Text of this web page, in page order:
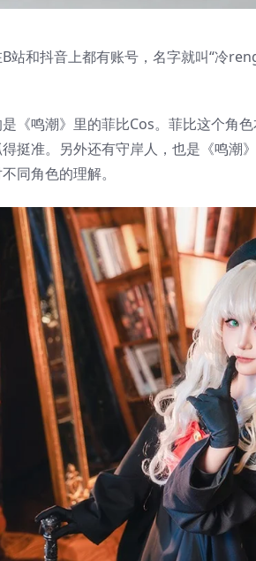
站和抖音上都有账号，名字就叫“冷
《鸣潮》里的菲比Cos。菲比这个角色
挺准。另外还有守岸人，也是《鸣潮
同角色的理解。